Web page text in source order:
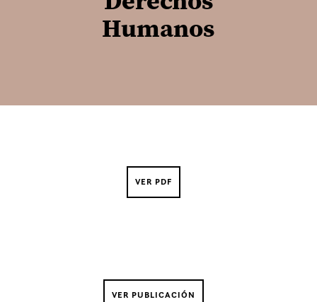
Humanos
VER PDF
VER PUBLICACIÓN